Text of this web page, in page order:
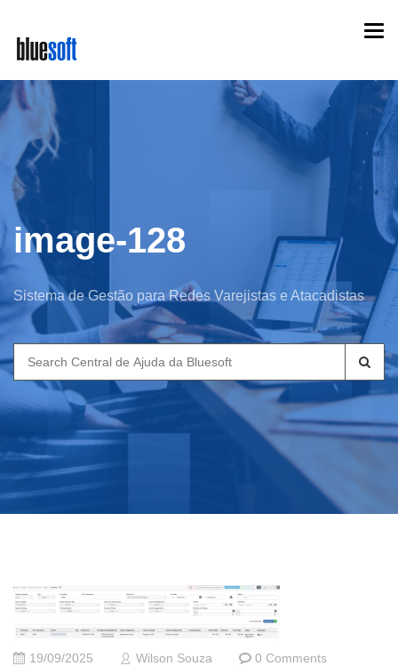
main
content
image-128
Sistema de Gestão para Redes Varejistas e Atacadistas
Search
for:
19/09/2025 Wilson Souza 0 Comments